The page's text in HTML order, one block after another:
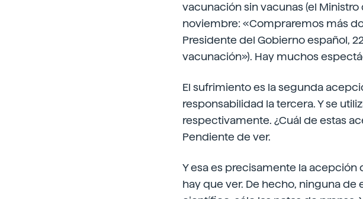
vacunación sin vacunas (el Ministro
noviembre: «Compraremos más
Presidente del Gobierno español,
vacunación»). Hay muchos
El sufrimiento es la segunda
responsabilidad la tercera. Y se
respectivamente. ¿Cuál de estas
Pendiente de ver.
Y esa es precisamente la
hay que ver. De hecho, ninguna